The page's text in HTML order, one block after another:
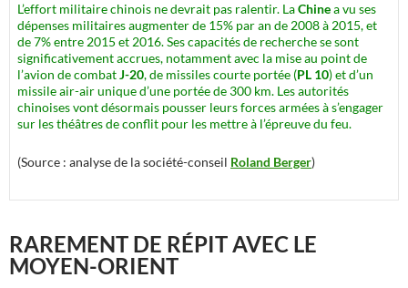
L’effort militaire chinois ne devrait pas ralentir. LaChinea vu ses
dépenses militaires augmenter de 15% par an de 2008 à 2015, et
de 7% entre 2015 et 2016. Ses capacités de recherche se sont
significativement accrues, notamment avec la mise au point de
l’avion de combatJ-20, de missiles courte portée (PL 10) et d’un
missile air-air unique d’une portée de 300 km. Les autorités
chinoises vont désormais pousser leurs forces armées à s’engager
sur les théâtres de conflit pour les mettre à l’épreuve du feu.
(Source : analyse de la société-conseil Roland Berger)
RAREMENT DE RÉPIT AVEC LE
MOYEN-ORIENT